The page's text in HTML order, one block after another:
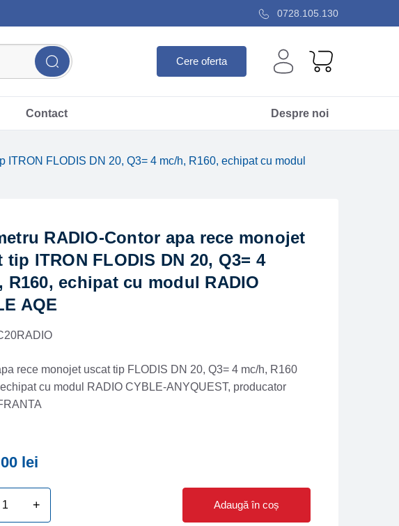
0728.105.130
Cere oferta
Contact Despre noi
FLODIS DN 20, Q3= 4 mc/h, R160, echipat cu modul
RADIO-Contor apa rece monojet
tip ITRON FLODIS DN 20, Q3= 4
R160, echipat cu modul RADIO
AQE
rece monojet uscat tip FLODIS DN 20, Q3= 4 mc/h, R160
cu modul RADIO CYBLE-ANYQUEST, producator
lei
+ Adaugă în coș